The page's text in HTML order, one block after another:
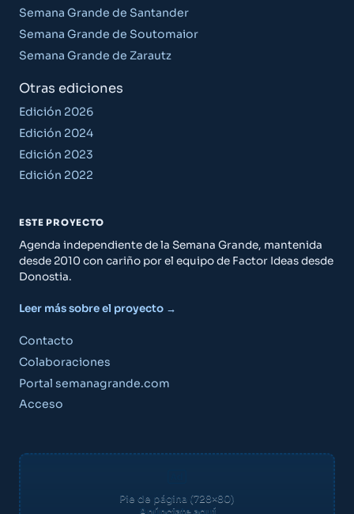
Semana Grande de Santander
Semana Grande de Soutomaior
Semana Grande de Zarautz
Otras ediciones
Edición 2026
Edición 2024
Edición 2023
Edición 2022
ESTE PROYECTO
Agenda independiente de la Semana Grande, mantenida
desde 2010 con cariño por el equipo de Factor Ideas desde
Donostia.
Leer más sobre el proyecto →
Contacto
Colaboraciones
Portal semanagrande.com
Acceso
Pie de página (728×80)